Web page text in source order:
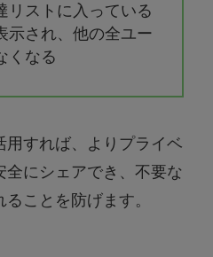
リストに入っている
示され、他の全ユー
くなる
用すれば、よりプライベ
全にシェアでき、不要な
ことを防げます。